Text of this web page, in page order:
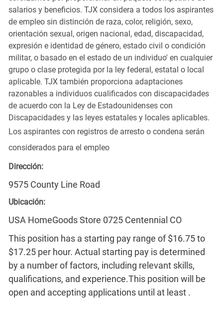
salarios y beneficios. TJX considera a todos los aspirantes
de empleo sin distinción de raza, color, religión, sexo,
orientación sexual, origen nacional, edad, discapacidad,
expresión e identidad de género, estado civil o condición
militar, o basado en el estado de un individuo' en cualquier
grupo o clase protegida por la ley federal, estatal o local
aplicable. TJX también proporciona adaptaciones
razonables a individuos cualificados con discapacidades
de acuerdo con la Ley de Estadounidenses con
Discapacidades y las leyes estatales y locales aplicables.
Los aspirantes con registros de arresto o condena serán
considerados para el empleo
Dirección:
9575 County Line Road
Ubicación:
USA HomeGoods Store 0725 Centennial CO
This position has a starting pay range of $16.75 to
$17.25 per hour. Actual starting pay is determined
by a number of factors, including relevant skills,
qualifications, and experience.This position will be
open and accepting applications until at least .